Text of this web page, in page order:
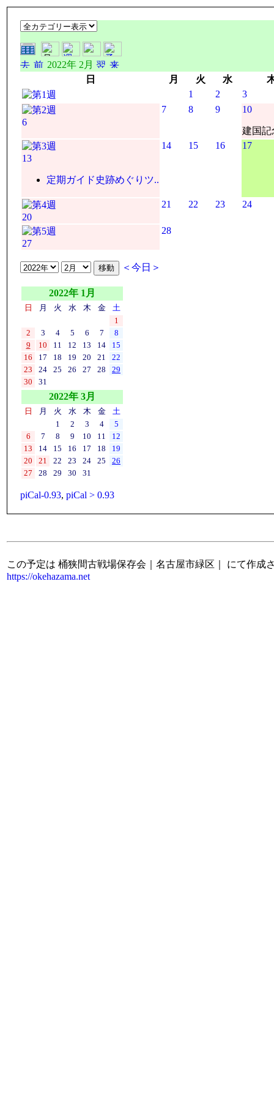
2022年 2月
日
月 火 水
1
2 3
6
7 8 9 10
建国記
13
定期ガイド史跡めぐりツ..
14 15 16 17
20
21 22 23 24
27
28
＜今日＞
2022年 1月
日 月 火 水 木 金
土
1
2
3 4 5 6 7
8
9
10 11 12 13 14
15
16
17 18 19 20 21
22
23
24 25 26 27 28
29
30
31
2022年 3月
日 月 火 水 木 金
土
1
2 3 4
5
6
7 8 9 10 11
12
13
14 15 16 17 18
19
20
21 22 23 24 25
26
27
28 29 30 31
piCal-0.93, piCal > 0.93
この予定は 桶狭間古戦場保存会｜名古屋市緑区｜ にて作成
https://okehazama.net